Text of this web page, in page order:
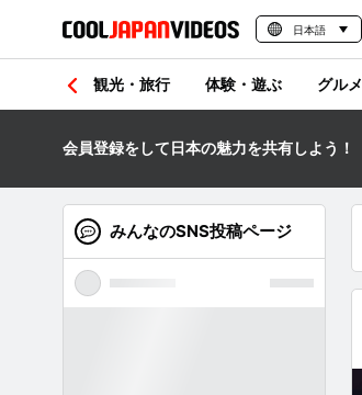
日本語
観光・旅行 体験・遊ぶ グルメ
会員登録をして日本の魅力を共有しよう！
みんなのSNS投稿ページ